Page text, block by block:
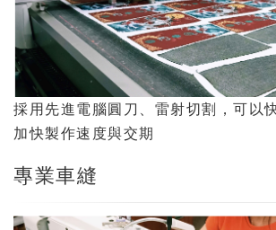
採用先進電腦圓刀、雷射切割，可以
加快製作速度與交期
專業車縫